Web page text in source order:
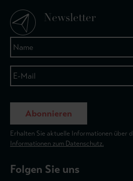
Newsletter
Abonnieren
Erhalten Sie aktuelle Informationen über
Informationen zum Datenschutz.
Folgen Sie uns